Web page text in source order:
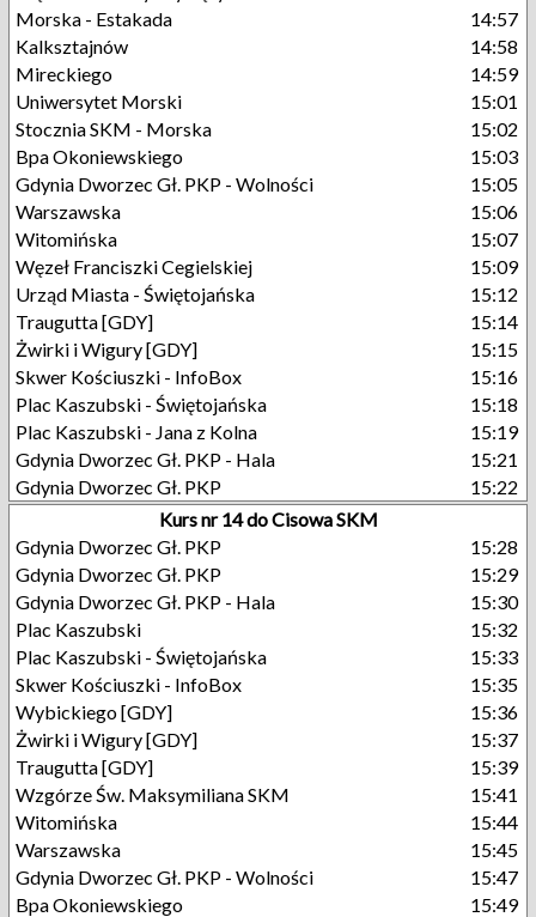
Morska - Estakada
14:57
Kalksztajnów
14:58
Mireckiego
14:59
Uniwersytet Morski
15:01
Stocznia SKM - Morska
15:02
Bpa Okoniewskiego
15:03
Gdynia Dworzec Gł. PKP - Wolności
15:05
Warszawska
15:06
Witomińska
15:07
Węzeł Franciszki Cegielskiej
15:09
Urząd Miasta - Świętojańska
15:12
Traugutta [GDY]
15:14
Żwirki i Wigury [GDY]
15:15
Skwer Kościuszki - InfoBox
15:16
Plac Kaszubski - Świętojańska
15:18
Plac Kaszubski - Jana z Kolna
15:19
Gdynia Dworzec Gł. PKP - Hala
15:21
Gdynia Dworzec Gł. PKP
15:22
Kurs nr 14 do Cisowa SKM
Gdynia Dworzec Gł. PKP
15:28
Gdynia Dworzec Gł. PKP
15:29
Gdynia Dworzec Gł. PKP - Hala
15:30
Plac Kaszubski
15:32
Plac Kaszubski - Świętojańska
15:33
Skwer Kościuszki - InfoBox
15:35
Wybickiego [GDY]
15:36
Żwirki i Wigury [GDY]
15:37
Traugutta [GDY]
15:39
Wzgórze Św. Maksymiliana SKM
15:41
Witomińska
15:44
Warszawska
15:45
Gdynia Dworzec Gł. PKP - Wolności
15:47
Bpa Okoniewskiego
15:49